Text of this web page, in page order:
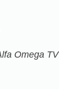
Omega TV